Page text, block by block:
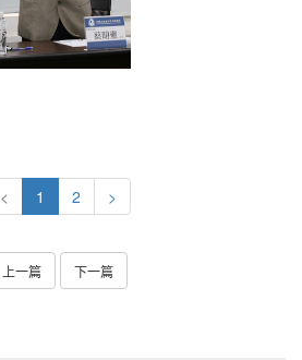
< 1 2 >
上一篇 下一篇